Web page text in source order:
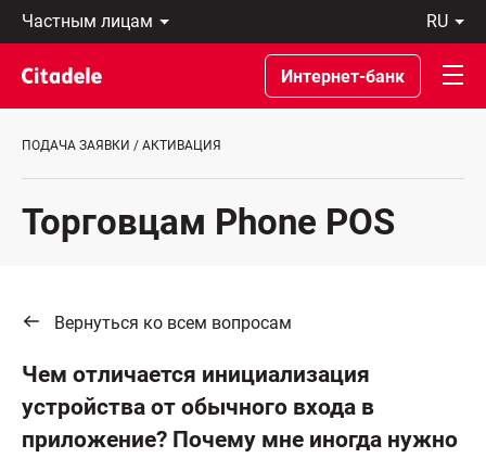
Частным
лицам
Предприятиям
Private
Banking
банке
ru
Latviski
По-
русски
In
Интернет-банк
ПОДАЧА ЗАЯВКИ / АКТИВАЦИЯ
Торговцам Phone POS
Вернуться ко всем вопросам
Чем отличается инициализация
устройства от обычного входа в
приложение? Почему мне иногда нужно